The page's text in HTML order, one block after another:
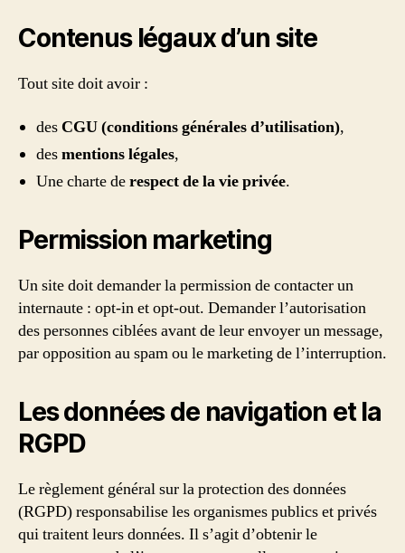
Contenus légaux d’un site
Tout site doit avoir :
des CGU (conditions générales d’utilisation),
desmentions légales,
Une charte derespect de la vie privée.
Permission marketing
Un site doit demander la permission de contacter un
internaute : opt-in et opt-out. Demander l’autorisation
des personnes ciblées avant de leur envoyer un message,
par opposition au spam ou le marketing de l’interruption.
Les données de navigation et la
RGPD
Le règlement général sur la protection des données
(RGPD) responsabilise les organismes publics et privés
qui traitent leurs données. Il s’agit d’obtenir le